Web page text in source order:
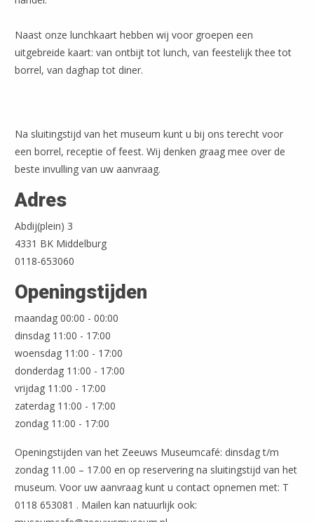
Naast onze lunchkaart hebben wij voor groepen een
uitgebreide kaart: van ontbijt tot lunch, van feestelijk thee tot
borrel, van daghap tot diner.
Na sluitingstijd van het museum kunt u bij ons terecht voor
een borrel, receptie of feest. Wij denken graag mee over de
beste invulling van uw aanvraag.
Adres
Abdij(plein) 3
4331 BK Middelburg
0118-653060
Openingstijden
maandag 00:00 - 00:00
dinsdag 11:00 - 17:00
woensdag 11:00 - 17:00
donderdag 11:00 - 17:00
vrijdag 11:00 - 17:00
zaterdag 11:00 - 17:00
zondag 11:00 - 17:00
Openingstijden van het Zeeuws Museumcafé: dinsdag t/m
zondag 11.00 – 17.00 en op reservering na sluitingstijd van het
museum. Voor uw aanvraag kunt u contact opnemen met: T
0118 653081 . Mailen kan natuurlijk ook: